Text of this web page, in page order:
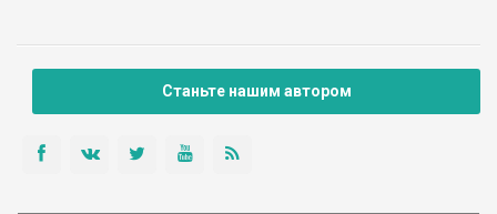
Станьте нашим автором